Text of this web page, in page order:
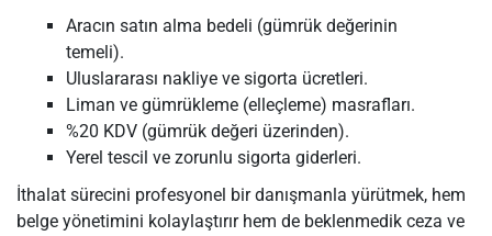
Aracın satın alma bedeli (gümrük değerinin
temeli).
Uluslararası nakliye ve sigorta ücretleri.
Liman ve gümrükleme (elleçleme) masrafları.
%20 KDV (gümrük değeri üzerinden).
Yerel tescil ve zorunlu sigorta giderleri.
İthalat sürecini profesyonel bir danışmanla yürütmek, hem
belge yönetimini kolaylaştırır hem de beklenmedik ceza ve